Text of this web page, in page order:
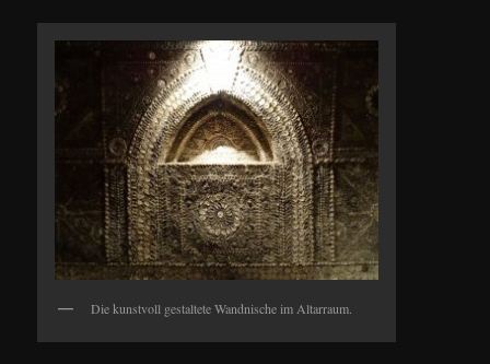
Die kunstvoll gestaltete Wandnische im Altarraum.